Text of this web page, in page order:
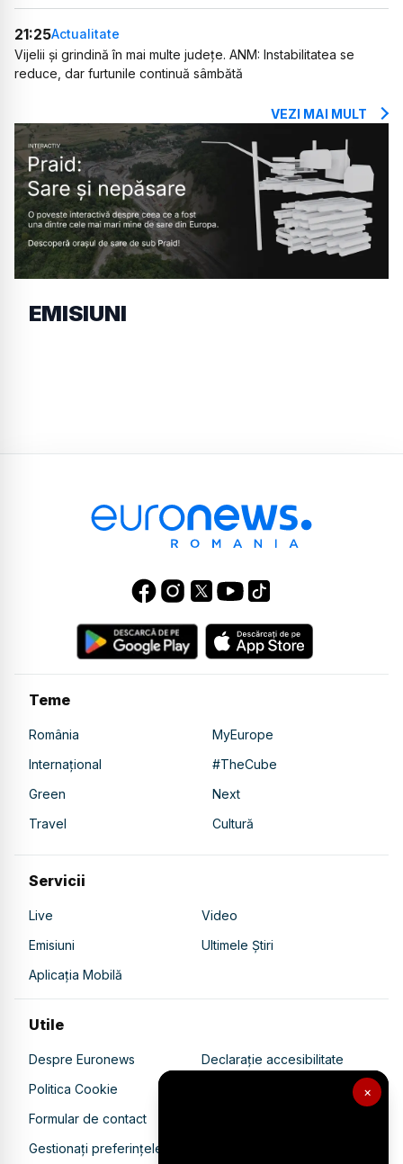
×
21:25Actualitate
Vijelii și grindină în mai multe județe. ANM: Instabilitatea se
reduce, dar furtunile continuă sâmbătă
VEZI MAI MULT
EMISIUNI
Teme
România
MyEurope
Internațional
#TheCube
Green
Next
Travel
Cultură
Servicii
Live
Video
Emisiuni
Ultimele Știri
Aplicația Mobilă
Utile
Despre Euronews
Declarație accesibilitate
Politica Cookie
Politica de confidențialitate
Formular de contact
Gestionați preferințele